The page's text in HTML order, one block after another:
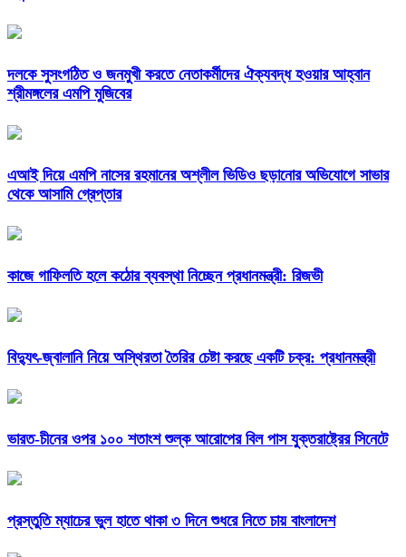
দলকে সুসংগঠিত ও জনমুখী করতে নেতাকর্মীদের ঐক্যবদ্ধ হওয়ার আহ্বান
শ্রীমঙ্গলের এমপি মুজিবের
এআই দিয়ে এমপি নাসের রহমানের অশ্লীল ভিডিও ছড়ানোর অভিযোগে সাভার
থেকে আসামি গ্রেপ্তার
কাজে গাফিলতি হলে কঠোর ব্যবস্থা নিচ্ছেন প্রধানমন্ত্রী: রিজভী
বিদ্যুৎ-জ্বালানি নিয়ে অস্থিরতা তৈরির চেষ্টা করছে একটি চক্র: প্রধানমন্ত্রী
ভারত-চীনের ওপর ১০০ শতাংশ শুল্ক আরোপের বিল পাস যুক্তরাষ্ট্রের সিনেটে
প্রস্তুতি ম্যাচের ভুল হাতে থাকা ৩ দিনে শুধরে নিতে চায় বাংলাদেশ